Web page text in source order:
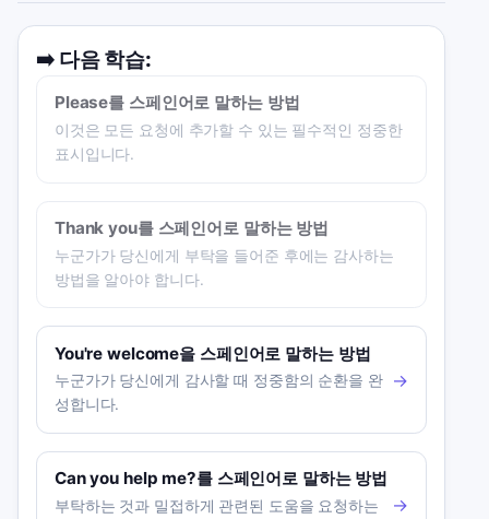
➡️ 다음 학습:
Please를 스페인어로 말하는 방법
이것은 모든 요청에 추가할 수 있는 필수적인 정중한
표시입니다.
Thank you를 스페인어로 말하는 방법
누군가가 당신에게 부탁을 들어준 후에는 감사하는
방법을 알아야 합니다.
You're welcome을 스페인어로 말하는 방법
누군가가 당신에게 감사할 때 정중함의 순환을 완
성합니다.
→
Can you help me?를 스페인어로 말하는 방법
부탁하는 것과 밀접하게 관련된 도움을 요청하는 →